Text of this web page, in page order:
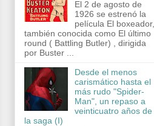
El 2 de agosto de
1926 se estrenó la
película El boxeador,
también conocida como El último
round ( Battling Butler) , dirigida
por Buster ...
Desde el menos
carismático hasta el
más rudo "Spider-
Man", un repaso a
veinticuatro años de
la saga (I)